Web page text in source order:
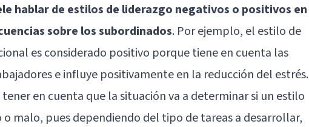
hablar de estilos de liderazgo negativos o positivos en
sobre los subordinados. Por ejemplo, el estilo de
es considerado positivo porque tiene en cuenta las
e influye positivamente en la reducción del estrés.
en cuenta que la situación va a determinar si un estilo
o malo, pues dependiendo del tipo de tareas a desarrollar,